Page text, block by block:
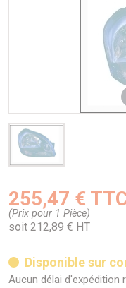
255,47 €
(Prix pour 1 Pièce)
soit 212,89 € HT
Disponible sur
Aucun délai d'expédition